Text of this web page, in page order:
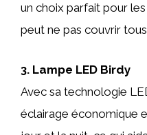
un choix parfait pour
peut ne pas couvrir
3. Lampe LED Birdy
Avec sa technologie
éclairage économique